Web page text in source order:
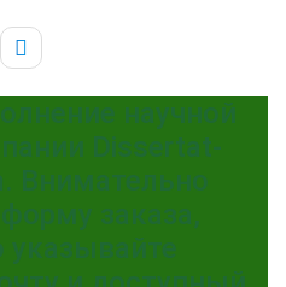
научной
Dissertat-
Внимательно
заказа,
указывайте